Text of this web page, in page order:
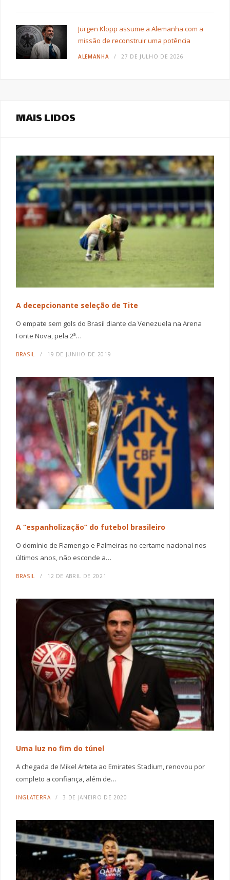
Jürgen Klopp assume a Alemanha com a
missão de reconstruir uma potência
ALEMANHA 27 DE JULHO DE 2026
MAIS LIDOS
A decepcionante seleção de Tite
O empate sem gols do Brasil diante da Venezuela na Arena
Fonte Nova, pela 2ª…
BRASIL 19 DE JUNHO DE 2019
A “espanholização” do futebol brasileiro
O domínio de Flamengo e Palmeiras no certame nacional nos
últimos anos, não esconde a…
BRASIL 12 DE ABRIL DE 2021
Uma luz no fim do túnel
A chegada de Mikel Arteta ao Emirates Stadium, renovou por
completo a confiança, além de…
INGLATERRA 3 DE JANEIRO DE 2020